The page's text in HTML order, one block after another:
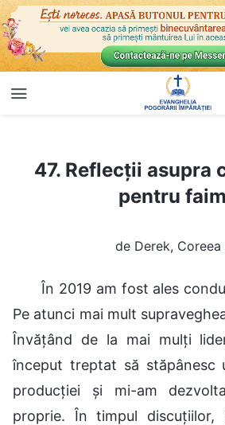
47. Reflecții asupra competiției pentru
47. Reflecții asupra
pentru
de Derek, Coreea
În 2019 am fost ales
Pe atunci mai mult
Învățând de la mai mulți
început treptat să stăpânesc
producției și mi-am
proprie. În timpul